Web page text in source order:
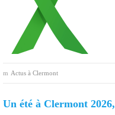
Actus à Clermont
Un été à Clermont